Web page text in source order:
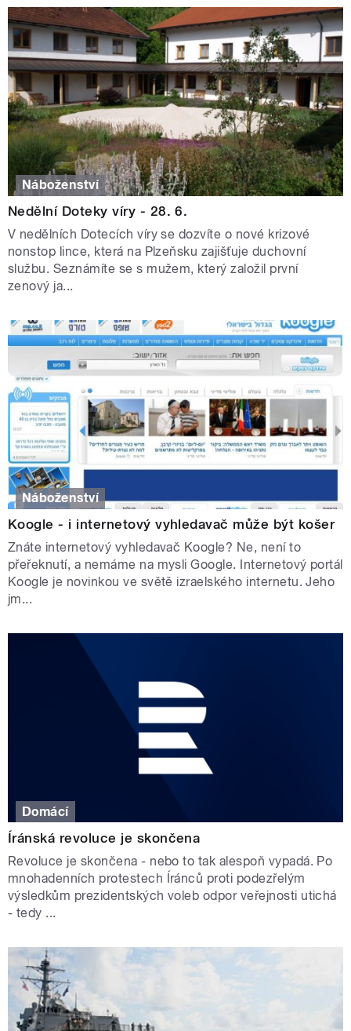
Náboženství
Nedělní Doteky víry - 28. 6.
V nedělních Dotecích víry se dozvíte o nové krizové
nonstop lince, která na Plzeňsku zajišťuje duchovní
službu. Seznámíte se s mužem, který založil první
zenový ja...
Náboženství
Koogle - i internetový vyhledavač může být košer
Znáte internetový vyhledavač Koogle? Ne, není to
přeřeknutí, a nemáme na mysli Google. Internetový portál
Koogle je novinkou ve světě izraelského internetu. Jeho
jm...
Domácí
Íránská revoluce je skončena
Revoluce je skončena - nebo to tak alespoň vypadá. Po
mnohadenních protestech Íránců proti podezřelým
výsledkům prezidentských voleb odpor veřejnosti utichá
- tedy ...